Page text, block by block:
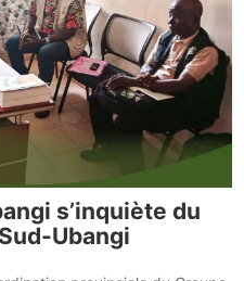
s’inquiète du
Ubangi